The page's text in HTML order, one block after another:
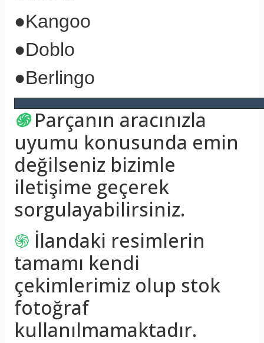
●Kangoo
●Doblo
●Berlingo
֍ Parçanın aracınızla
uyumu konusunda emin
değilseniz bizimle
iletişime geçerek
sorgulayabilirsiniz.
֍ İlandaki resimlerin
tamamı kendi
çekimlerimiz olup stok
fotoğraf
kullanılmamaktadır.